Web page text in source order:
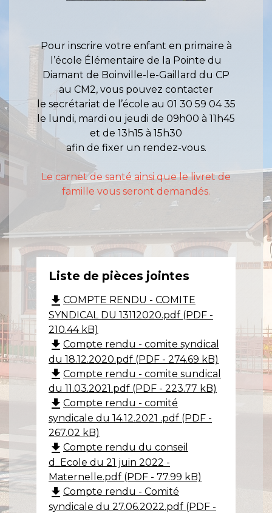
Pour inscrire votre enfant en primaire à
l’école Élémentaire de la Pointe du
Diamant de Boinville-le-Gaillard du CP
au CM2, vous pouvez contacter
le secrétariat de l’école au 01 30 59 04 35
le lundi, mardi ou jeudi de 09h00 à 11h45
et de 13h15 à 15h30
afin de fixer un rendez-vous.
Le carnet de santé ainsi que le livret de
famille vous seront demandés.
Liste de pièces jointes
file_download COMPTE RENDU - COMITE
SYNDICAL DU 13112020.pdf (PDF -
210.44 kB)
file_download Compte rendu - comite syndical
du 18.12.2020.pdf (PDF - 274.69 kB)
file_download Compte rendu - comite sundical
du 11.03.2021.pdf (PDF - 223.77 kB)
file_download Compte rendu - comité
syndicale du 14.12.2021 .pdf (PDF -
267.02 kB)
file_download Compte rendu du conseil
d_Ecole du 21 juin 2022 -
Maternelle.pdf (PDF - 77.99 kB)
file_download Compte rendu - Comité
syndicale du 27.06.2022.pdf (PDF -